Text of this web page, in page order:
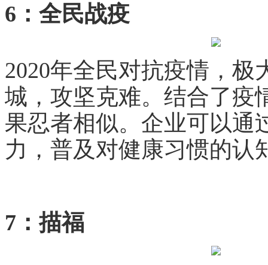
6：全民战疫
2020年全民对抗疫情，
城，攻坚克难。结合了疫
果忍者相似。企业可以通
力，普及对健康习惯的认
7：描福